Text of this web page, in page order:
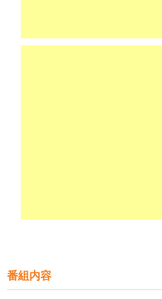
番組内容